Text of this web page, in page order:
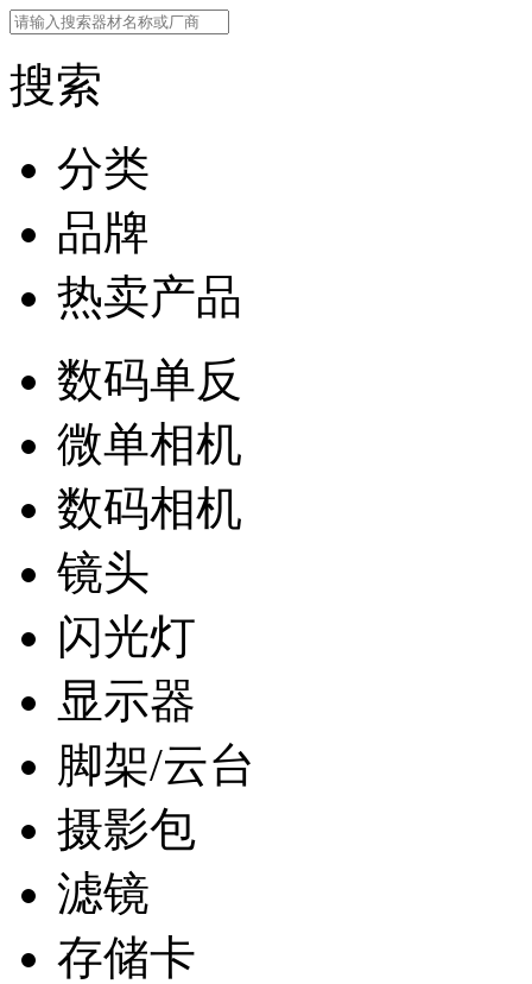
搜索
分类
品牌
热卖产品
数码单反
微单相机
数码相机
镜头
闪光灯
显示器
脚架/云台
摄影包
滤镜
存储卡